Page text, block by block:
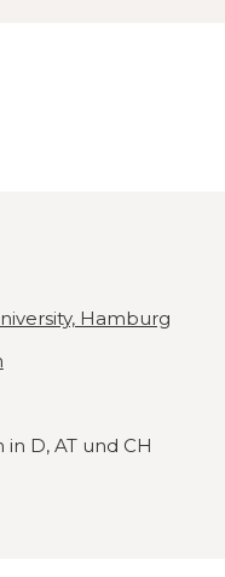
Hamburg
D, AT und CH